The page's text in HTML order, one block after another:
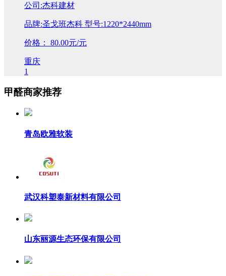
公司:杰科建材
品牌:圣戈班杰科 型号:1220*2440mm
价格： 80.00元/元
重庆
1
甲醛商家推荐
青岛欧雅软装
武汉科塑泰新材料有限公司
山东丽源生态环保有限公司